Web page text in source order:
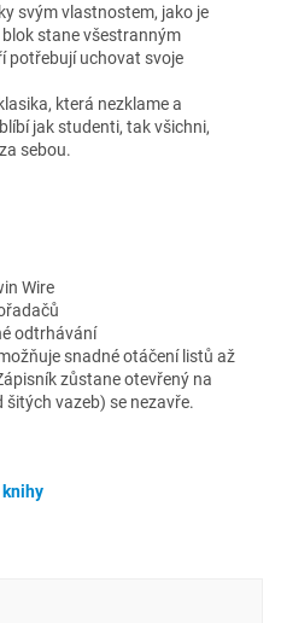
svým vlastnostem, jako je
stane všestranným
potřebují uchovat svoje
která nezklame a
jak studenti, tak všichni,
sebou.
Wire
odtrhávání
snadné otáčení listů až
zůstane otevřený na
vazeb) se nezavře.
knihy